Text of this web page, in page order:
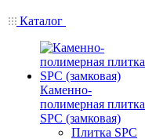
Каталог
Каменно-
полимерная плитка
SPC (замковая)
Плитка SPC